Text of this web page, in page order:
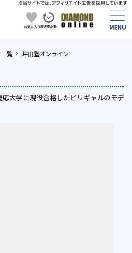
覧 坪田塾オンライン
大学に現役合格したビリギャルのモデ